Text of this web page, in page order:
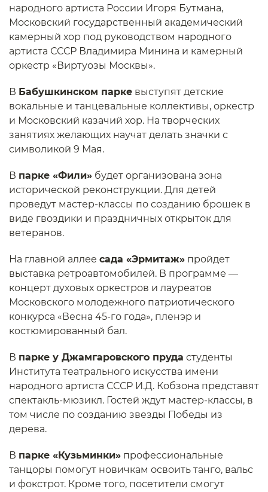
народного артиста России Игоря Бутмана,
Московский государственный академический
камерный хор под руководством народного
артиста СССР Владимира Минина и камерный
оркестр «Виртуозы Москвы».
В Бабушкинском парке выступят детские
вокальные и танцевальные коллективы, оркестр
и Московский казачий хор. На творческих
занятиях желающих научат делать значки с
символикой 9 Мая.
В парке «Фили» будет организована зона
исторической реконструкции. Для детей
проведут мастер-классы по созданию брошек в
виде гвоздики и праздничных открыток для
ветеранов.
На главной аллее сада «Эрмитаж» пройдет
выставка ретроавтомобилей. В программе —
концерт духовых оркестров и лауреатов
Московского молодежного патриотического
конкурса «Весна 45-го года», пленэр и
костюмированный бал.
В парке у Джамгаровского пруда студенты
Института театрального искусства имени
народного артиста СССР И.Д. Кобзона представят
спектакль-мюзикл. Гостей ждут мастер-классы, в
том числе по созданию звезды Победы из
дерева.
В парке «Кузьминки» профессиональные
танцоры помогут новичкам освоить танго, вальс
и фокстрот. Кроме того, посетители смогут